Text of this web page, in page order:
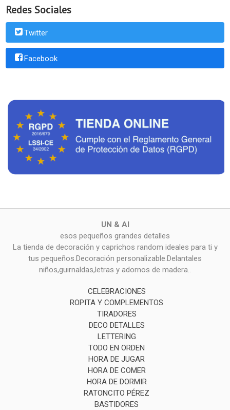
Redes Sociales
Twitter
Facebook
UN & AI
esos pequeños grandes detalles
La tienda de decoración y caprichos random ideales para ti y
tus pequeños.Decoración personalizable.Delantales
niños,guirnaldas,letras y adornos de madera..
CELEBRACIONES
ROPITA Y COMPLEMENTOS
TIRADORES
DECO DETALLES
LETTERING
TODO EN ORDEN
HORA DE JUGAR
HORA DE COMER
HORA DE DORMIR
RATONCITO PÉREZ
BASTIDORES